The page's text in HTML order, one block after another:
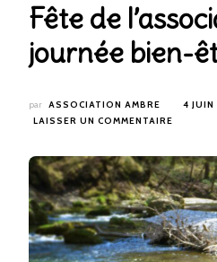
Fête de
journée bien-
par ASSOCIATION AMBRE
4
LAISSER UN COMMENTAIRE
ET
BIEN-
ÊTRE